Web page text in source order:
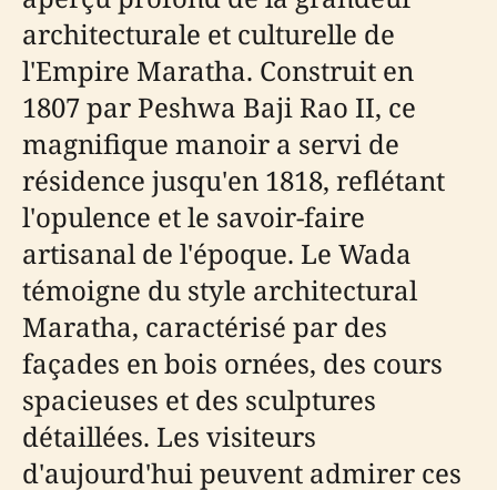
architecturale et culturelle de
l'Empire Maratha. Construit en
1807 par Peshwa Baji Rao II, ce
magnifique manoir a servi de
résidence jusqu'en 1818, reflétant
l'opulence et le savoir-faire
artisanal de l'époque. Le Wada
témoigne du style architectural
Maratha, caractérisé par des
façades en bois ornées, des cours
spacieuses et des sculptures
détaillées. Les visiteurs
d'aujourd'hui peuvent admirer ces